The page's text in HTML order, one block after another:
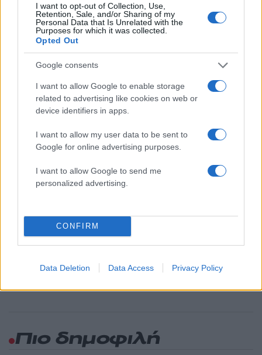
I want to opt-out of Collection, Use,
Retention, Sale, and/or Sharing of my
Personal Data that Is Unrelated with the
Purposes for which it was collected.
Opted Out
Google consents
I want to allow Google to enable storage
related to advertising like cookies on web or
device identifiers in apps.
I want to allow my user data to be sent to
Google for online advertising purposes.
I want to allow Google to send me
personalized advertising.
CONFIRM
Data Deletion Data Access Privacy Policy
50 /50
2000 /2000
Υποβολή σχολίου
Όροι Χρήσης . Το site προστατεύεται από reCAPTCHA, ισχύουν
Πολιτική Απορρήτου&Όροι Χρήσης της Google.
ΕΚΛΕΙΨΗ ΣΕΛΗΝΗΣ
ΛΕΟΝΤΙΔΕΣ
ΠΕΦΤΑΣΤΕΡΙΑ
τελευταία νέα της ημέρας
Πιο δημοφιλή